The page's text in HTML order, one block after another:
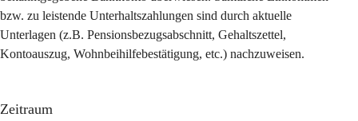
bzw. zu leistende Unterhaltszahlungen sind durch aktuelle
Unterlagen (z.B. Pensionsbezugsabschnitt, Gehaltszettel,
Kontoauszug, Wohnbeihilfebestätigung, etc.) nachzuweisen.
Zeitraum